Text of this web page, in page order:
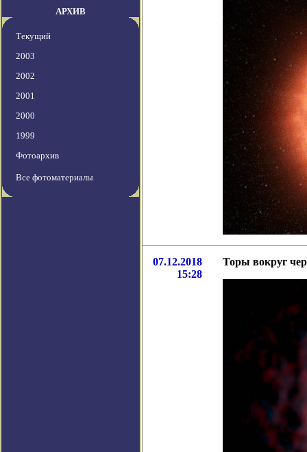
АРХИВ
Текущий
2003
2002
2001
2000
1999
Фотоархив
Все фотоматериалы
07.12.2018
15:28
Торы вокруг